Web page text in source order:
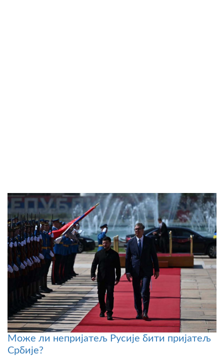
Може ли непријатељ Русије бити пријатељ
Србије?